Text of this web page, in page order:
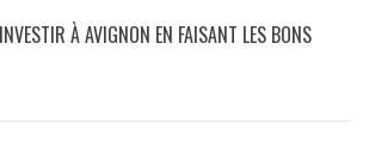
À AVIGNON EN FAISANT LES BONS